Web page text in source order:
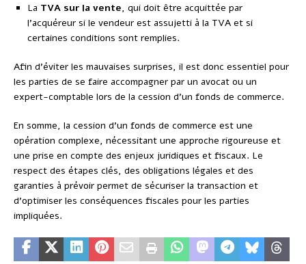
La TVA sur la vente, qui doit être acquittée par
l’acquéreur si le vendeur est assujetti à la TVA et si
certaines conditions sont remplies.
Afin d’éviter les mauvaises surprises, il est donc essentiel pour
les parties de se faire accompagner par un avocat ou un
expert-comptable lors de la cession d’un fonds de commerce.
En somme, la cession d’un fonds de commerce est une
opération complexe, nécessitant une approche rigoureuse et
une prise en compte des enjeux juridiques et fiscaux. Le
respect des étapes clés, des obligations légales et des
garanties à prévoir permet de sécuriser la transaction et
d’optimiser les conséquences fiscales pour les parties
impliquées.